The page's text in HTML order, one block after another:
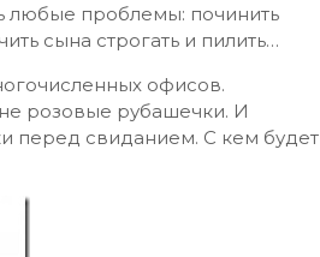
любые проблемы: починить
сына строгать и пилить…
офисов.
розовые рубашечки. И
перед свиданием. С кем будет